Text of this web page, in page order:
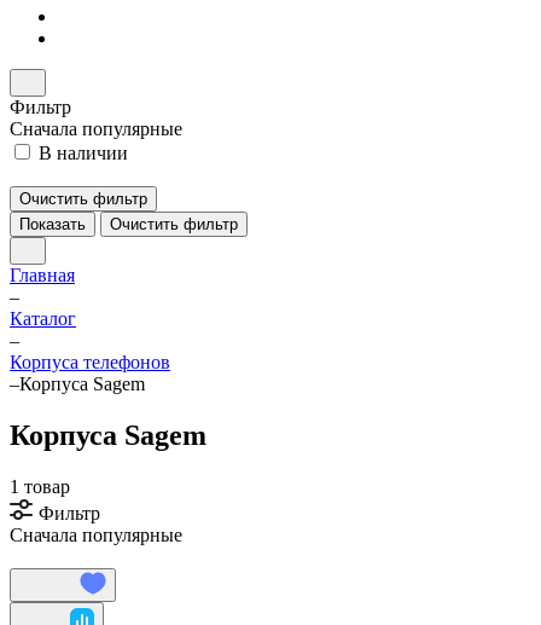
Фильтр
Сначала популярные
В наличии
Очистить фильтр
Показать
Очистить фильтр
Главная
–
Каталог
–
Корпуса телефонов
–Корпуса Sagem
Корпуса Sagem
1 товар
Фильтр
Сначала популярные